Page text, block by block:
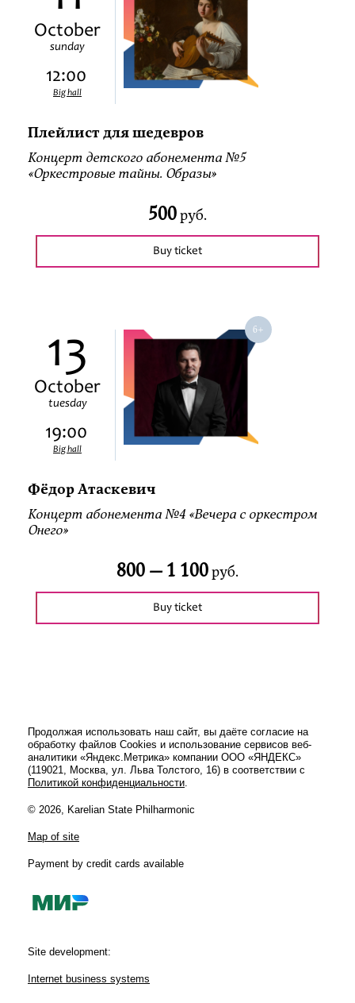
October
sunday
12:00
Big hall
Плейлист для шедевров
Концерт детского абонемента №5
«Оркестровые тайны. Образы»
500руб.
Buy ticket
13
October
tuesday
19:00
Big hall
Фёдор Атаскевич
Концерт абонемента №4 «Вечера с оркестром
Онего»
800 —1 100руб.
Buy ticket
Продолжая использовать наш сайт, вы даёте согласие на
обработку файлов Cookies и использование сервисов веб-
аналитики «Яндекс.Метрика» компании ООО «ЯНДЕКС»
(119021, Москва, ул. Льва Толстого, 16) в соответствии с
Политикой конфиденциальности.
© 2026, Karelian State Philharmonic
Map of site
Payment by credit cards available
Site development:
Internet business systems